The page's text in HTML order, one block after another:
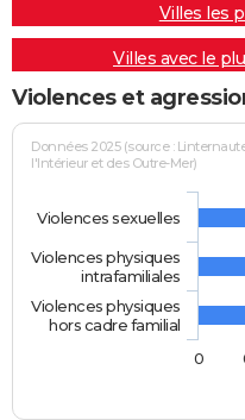
Villes les
Villes avec le
Violences et
Données 2025 (source :
l'Intérieur et des Outre-Mer)
Violences sexuelles
Violences physiques
intrafamiliales
Violences physiques
hors cadre familial
0